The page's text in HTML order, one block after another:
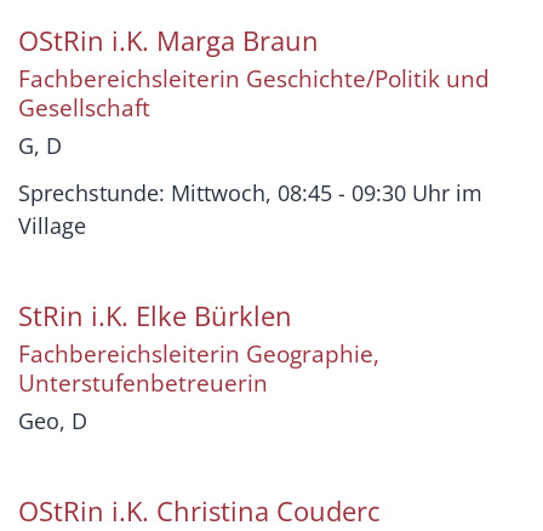
OStRin i.K. Marga Braun
Fachbereichsleiterin Geschichte/Politik und
Gesellschaft
G, D
Sprechstunde: Mittwoch, 08:45 - 09:30 Uhr im
Village
StRin i.K. Elke Bürklen
Fachbereichsleiterin Geographie,
Unterstufenbetreuerin
Geo, D
OStRin i.K. Christina Couderc